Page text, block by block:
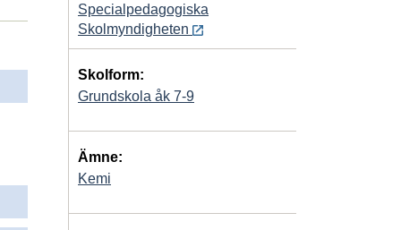
Specialpedagogiska
Skolmyndigheten
Skolform:
Grundskola åk 7-9
Ämne:
Kemi